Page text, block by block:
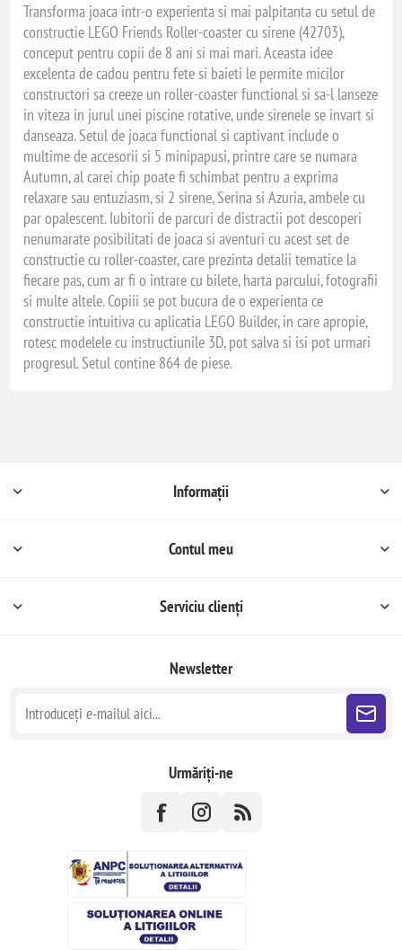
Transforma joaca intr-o experienta si mai palpitanta cu setul de
constructie LEGO Friends Roller-coaster cu sirene (42703),
conceput pentru copii de 8 ani si mai mari. Aceasta idee
excelenta de cadou pentru fete si baieti le permite micilor
constructori sa creeze un roller-coaster functional si sa-l lanseze
in viteza in jurul unei piscine rotative, unde sirenele se invart si
danseaza. Setul de joaca functional si captivant include o
multime de accesorii si 5 minipapusi, printre care se numara
Autumn, al carei chip poate fi schimbat pentru a exprima
relaxare sau entuziasm, si 2 sirene, Serina si Azuria, ambele cu
par opalescent. Iubitorii de parcuri de distractii pot descoperi
nenumarate posibilitati de joaca si aventuri cu acest set de
constructie cu roller-coaster, care prezinta detalii tematice la
fiecare pas, cum ar fi o intrare cu bilete, harta parcului, fotografii
si multe altele. Copiii se pot bucura de o experienta ce
constructie intuitiva cu aplicatia LEGO Builder, in care apropie,
rotesc modelele cu instructiunile 3D, pot salva si isi pot urmari
progresul. Setul contine 864 de piese.
Informații
Contul meu
Serviciu clienți
Newsletter
Urmăriți-ne